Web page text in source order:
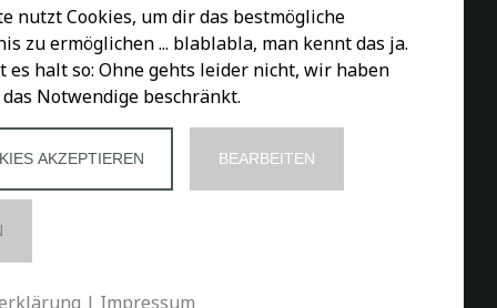
nutzt Cookies, um dir das bestmögliche
zu ermöglichen ... blablabla, man kennt das ja.
es halt so: Ohne gehts leider nicht, wir haben
Notwendige beschränkt.
AKZEPTIEREN BEARBEITEN
| Impressum